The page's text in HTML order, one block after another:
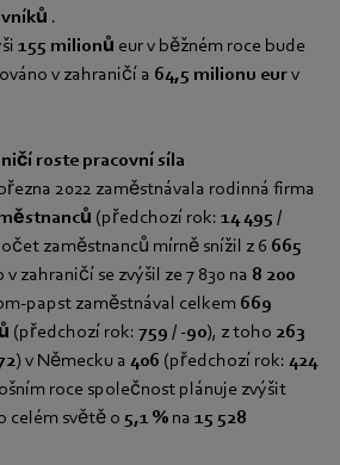
.
155 milionů eur v běžném roce bude
v zahraničí a 64,5 milionu eurv
roste pracovní síla
2022 zaměstnávala rodinná firma
(předchozí rok: 14 495 /
zaměstnanců mírně snížil z 6 665
zahraničí se zvýšil ze 7 830 na 8 200
papst zaměstnával celkem 669
(předchozí rok: 759 / -90), z toho 263
) v Německu a 406 (předchozí rok: 424
roce společnost plánuje zvýšit
celém světě o 5,1 % na 15 528